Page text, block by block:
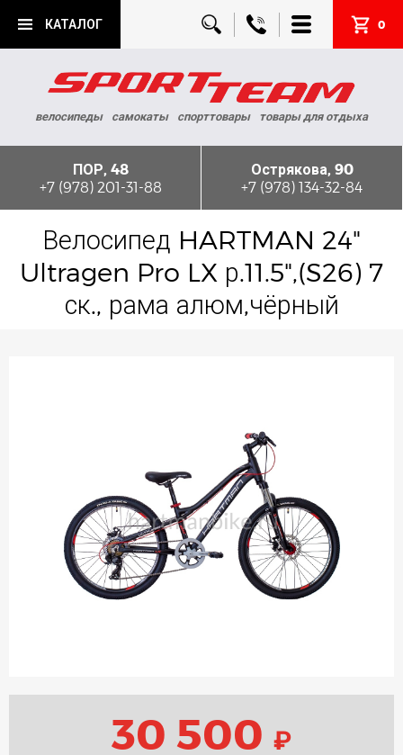
КАТАЛОГ 0
велосипеды самокаты спорттовары товары для отдыха
ПОР, 48
+7 (978) 201-31-88
Острякова, 90
+7 (978) 134-32-84
Велосипед HARTMAN 24"
Ultragen Pro LX р.11.5",(S26) 7
ск., рама алюм,чёрный
30 500 ₽